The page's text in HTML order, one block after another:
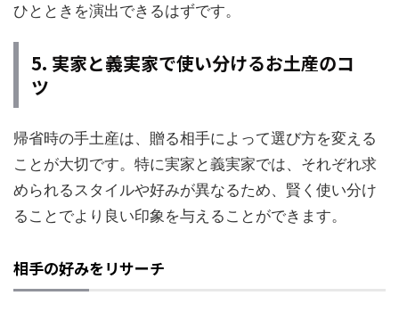
ひとときを演出できるはずです。
5. 実家と義実家で使い分けるお土産のコ
ツ
帰省時の手土産は、贈る相手によって選び方を変える
ことが大切です。特に実家と義実家では、それぞれ求
められるスタイルや好みが異なるため、賢く使い分け
ることでより良い印象を与えることができます。
相手の好みをリサーチ